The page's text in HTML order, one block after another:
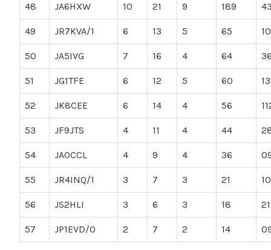
48 JA6HXW 10 21 9 189
49 JR7KVA/1 6 13 5 65 10
50 JA5IVG 7 16 4 64
51 JG1TFE 6 12 5 60 13
52 JK8CEE 6 14 4 56
53 JF9JTS 4 11 4 44
54 JA0CCL 4 9 4 36
55 JR4INQ/1 3 7 3 21 10
56 JS2HLI 3 6 3 18 21
57 JP1EVD/0 2 7 2 14